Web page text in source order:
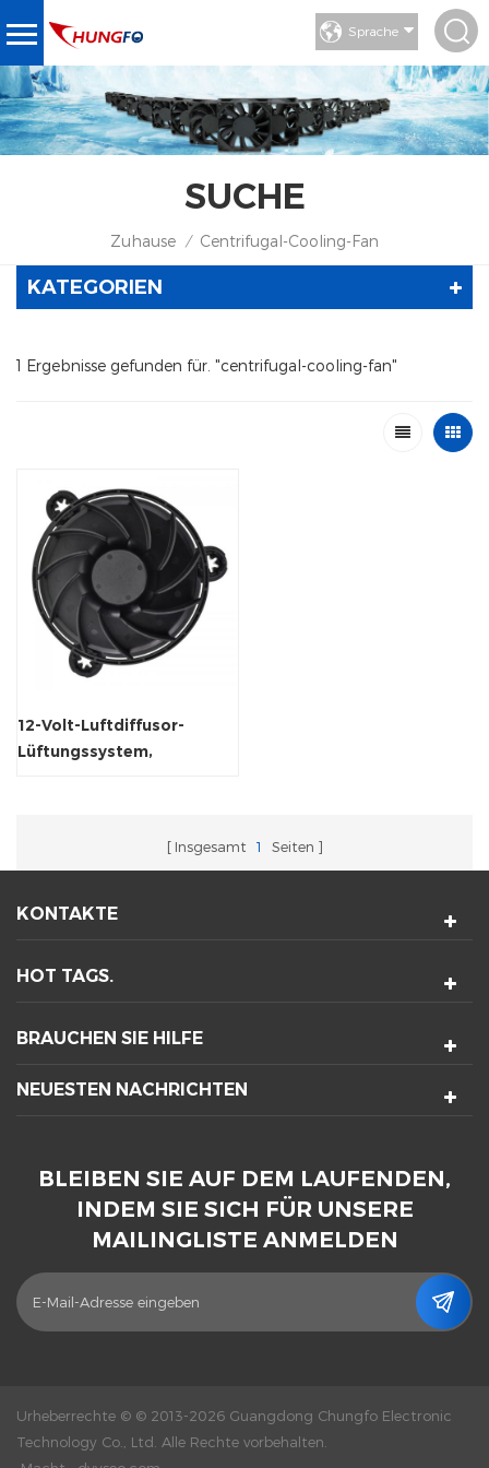
Sprache
SUCHE
Zuhause / Centrifugal-Cooling-Fan
KATEGORIEN
1 Ergebnisse gefunden für. "centrifugal-cooling-fan"
12-Volt-Luftdiffusor-
Lüftungssystem,
Insgesamt 1 Seiten
KONTAKTE
HOT TAGS.
BRAUCHEN SIE HILFE
NEUESTEN NACHRICHTEN
BLEIBEN SIE AUF DEM LAUFENDEN,
INDEM SIE SICH FÜR UNSERE
MAILINGLISTE ANMELDEN
Urheberrechte © © 2013-2026 Guangdong Chungfo Electronic
Technology Co., Ltd. Alle Rechte vorbehalten.